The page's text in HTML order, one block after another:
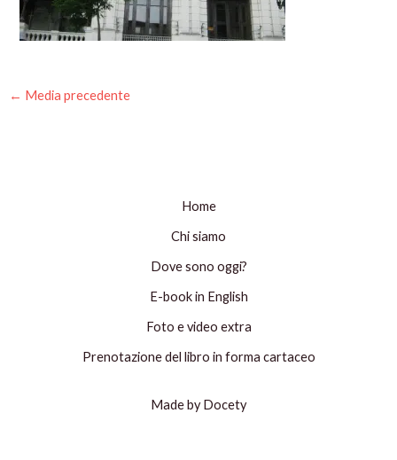
← Media precedente
Home
Chi siamo
Dove sono oggi?
E-book in English
Foto e video extra
Prenotazione del libro in forma cartaceo
Made by Docety